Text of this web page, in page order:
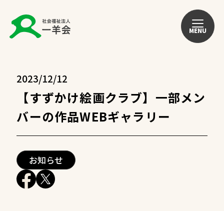
MENU
2023/12/12
【すずかけ絵画クラブ】一部メン
バーの作品WEBギャラリー
お知らせ